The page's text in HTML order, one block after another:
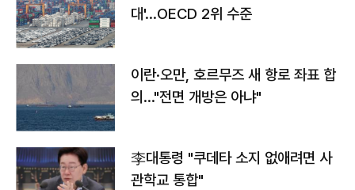
대'…OECD 2위 수준
이란·오만, 호르무즈 새 항로 좌표 합
의…"전면 개방은 아냐"
李대통령 "쿠데타 소지 없애려면 사
관학교 통합"